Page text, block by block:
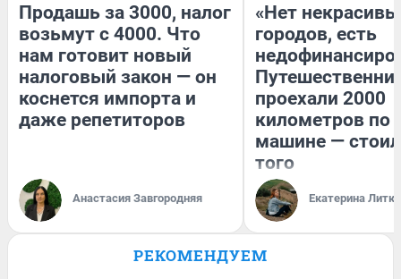
Продашь за 3000, налог
возьмут с 4000. Что
нам готовит новый
налоговый закон — он
коснется импорта и
даже репетиторов
Анастасия Завгородняя
«Нет
городов, есть
проехали 2000
километров по
машине —
того
Екатерина
РЕКОМЕНДУЕМ